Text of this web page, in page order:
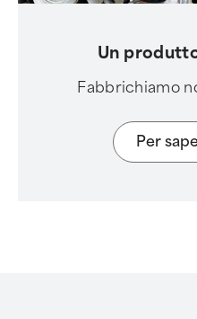
Un
Fabbrichiamo
Per